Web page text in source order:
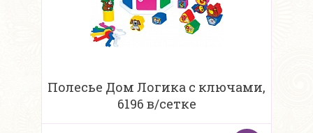
Полесье Дом Логика с ключами,
6196 в/сетке